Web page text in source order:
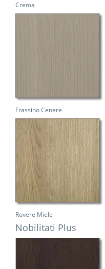
Crema
Frassino Cenere
Rovere Miele
Nobilitati Plus